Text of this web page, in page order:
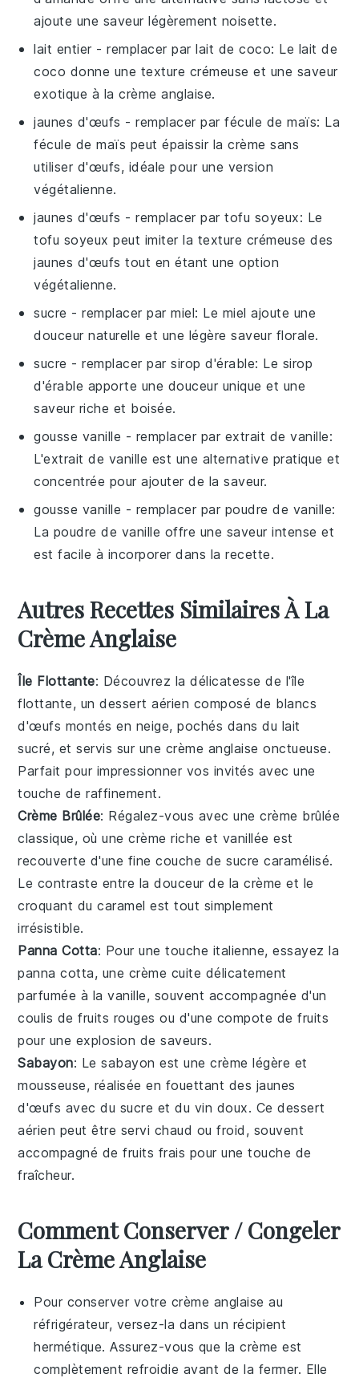
ajoute une saveur légèrement noisette.
lait entier - remplacer parlait de coco: Le lait de
coco donne une texture crémeuse et une saveur
exotique à la crème anglaise.
jaunes d'œufs - remplacer parfécule de maïs: La
fécule de maïs peut épaissir la crème sans
utiliser d'œufs, idéale pour une version
végétalienne.
jaunes d'œufs - remplacer partofu soyeux: Le
tofu soyeux peut imiter la texture crémeuse des
jaunes d'œufs tout en étant une option
végétalienne.
sucre - remplacer parmiel: Le miel ajoute une
douceur naturelle et une légère saveur florale.
sucre - remplacer parsirop d'érable: Le sirop
d'érable apporte une douceur unique et une
saveur riche et boisée.
gousse vanille - remplacer par extrait de vanille:
L'extrait de vanille est une alternative pratique et
concentrée pour ajouter de la saveur.
gousse vanille - remplacer par poudre de vanille:
La poudre de vanille offre une saveur intense et
est facile à incorporer dans la recette.
Autres Recettes Similaires À La
Crème Anglaise
Île Flottante: Découvrez la délicatesse de l'île
flottante, un dessert aérien composé de blancs
d'œufs montés en neige, pochés dans du lait
sucré, et servis sur une crème anglaise onctueuse.
Parfait pour impressionner vos invités avec une
touche de raffinement.
Crème Brûlée: Régalez-vous avec unecrème brûlée
classique, où unecrème riche et vanillée est
recouverte d'une fine couche de sucre caramélisé.
Le contraste entre la douceur de la crème et le
croquant du caramel est tout simplement
irrésistible.
Panna Cotta: Pour une touche italienne, essayez la
panna cotta, une crème cuite délicatement
parfumée à la vanille, souvent accompagnée d'un
coulis de fruits rouges ou d'une compote defruits
pour une explosion de saveurs.
Sabayon: Lesabayon est unecrème légère et
mousseuse, réalisée en fouettant des jaunes
d'œufs avec du sucre et du vin doux. Ce dessert
aérien peut être servi chaud ou froid, souvent
accompagné defruits frais pour une touche de
fraîcheur.
Comment Conserver / Congeler
La Crème Anglaise
Pour conserver votre crème anglaise au
réfrigérateur, versez-la dans un récipient
hermétique. Assurez-vous que la crème est
complètement refroidie avant de la fermer. Elle